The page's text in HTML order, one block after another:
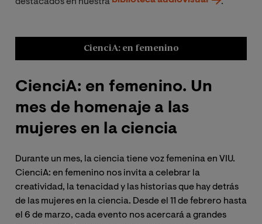
destacados en nuestra
.
CienciA: en femenino
CienciA: en femenino. Un
mes de homenaje a las
mujeres en la ciencia
Durante un mes, la ciencia tiene voz femenina en VIU.
CienciA: en femenino nos invita a celebrar la
creatividad, la tenacidad y las historias que hay detrás
de las mujeres en la ciencia. Desde el 11 de febrero hasta
el 6 de marzo, cada evento nos acercará a grandes